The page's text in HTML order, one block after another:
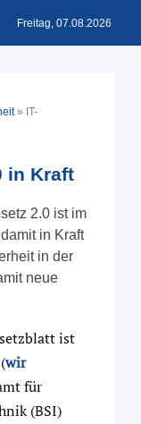
Freitag, 07.08.2026
» IT-
in Kraft
2.0 ist im
in Kraft
in der
neue
ist
wir
für
(BSI)